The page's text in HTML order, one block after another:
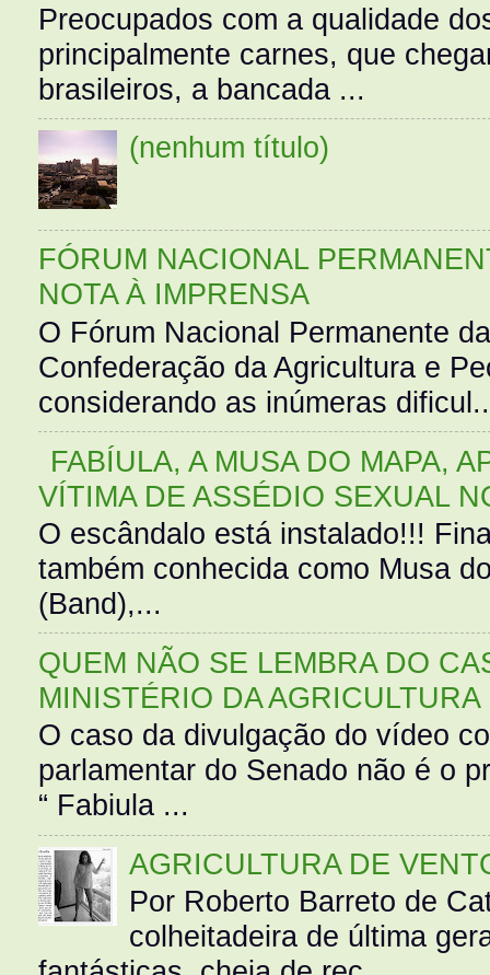
Preocupados com a qualidade
principalmente carnes, que
brasileiros, a bancada ...
(nenhum título)
FÓRUM NACIONAL
NOTA À IMPRENSA
O Fórum Nacional Permanente
Confederação da Agricultura e
considerando as inúmeras
FABÍULA, A MUSA DO MAPA,
VÍTIMA DE ASSÉDIO SEXUAL
O escândalo está instalado!!!
também conhecida como Musa
(Band),...
QUEM NÃO SE LEMBRA DO
MINISTÉRIO DA AGRICULTURA
O caso da divulgação do vídeo
parlamentar do Senado não é o
“ Fabiula ...
AGRICULTURA DE
Por Roberto Barreto de
colheitadeira de última